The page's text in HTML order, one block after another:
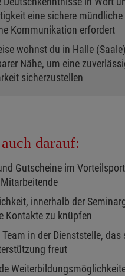
eine sichere mündliche
Kommunikation erfordert
wohnst du in Halle
Nähe, um eine
sicherzustellen
darauf:
Gutscheine im
innerhalb der
Kontakte zu knüpfen
in der Dienststelle,
freut